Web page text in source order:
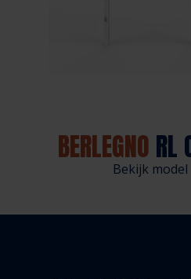
BERLEGNO RL
Bekijk model